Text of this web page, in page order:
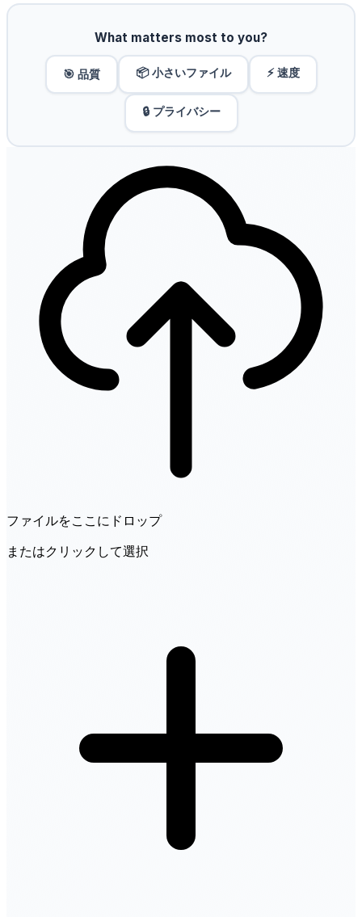
What matters most to you?
🎯 品質 📦 小さいファイル ⚡ 速度
🔒 プライバシー
ファイルをここにドロップ
またはクリックして選択